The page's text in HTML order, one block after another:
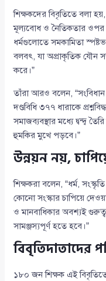
শিক্ষকদের বিবৃতিতে বলা
মূল্যবোধ ও নৈতিকতার ওপর
ধর্মগুলোতে সমকামিতা
বলবৎ, যা অপ্রাকৃতিক যৌন
করে।”
তাঁরা আরও বলেন, “সংবিধান
দণ্ডবিধি ৩৭৭ ধারাকে
সমাজব্যবস্থার মধ্যে দ্বন্দ্ব
হুমকির মুখে পড়বে।”
উন্নয়ন নয়,
শিক্ষকরা বলেন, “ধর্ম,
কোনো সংস্কার চাপিয়ে
ও মানবাধিকার অবশ্যই
সামঞ্জস্যপূর্ণ হতে হবে।”
বিবৃতিদাতাদের
১৮০ জন শিক্ষক এই